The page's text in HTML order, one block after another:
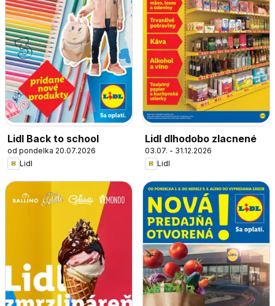
Lidl Back to school
od pondelka 20.07.2026
Lidl
Lidl dlhodobo zlacnené
03.07. - 31.12.2026
Lidl